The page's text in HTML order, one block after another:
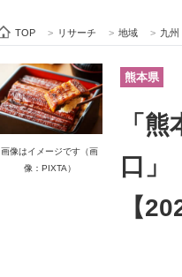
ビジネスと働き方のヒント
ITエンジニア向け専門サイト
TOP > リサーチ > 地域 > 九州
画像はイメージです（画
像：PIXTA）
熊本県
「
口」
【